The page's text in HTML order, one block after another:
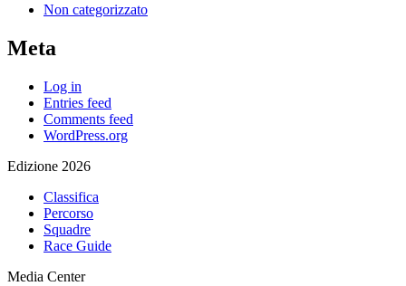
Non categorizzato
Meta
Log in
Entries feed
Comments feed
WordPress.org
Edizione 2026
Classifica
Percorso
Squadre
Race Guide
Media Center